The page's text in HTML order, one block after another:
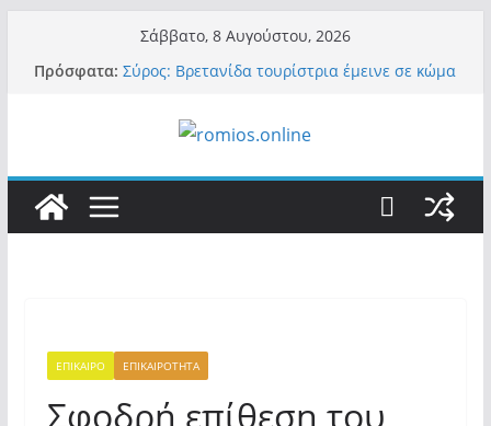
περιεχόμενο
Σάββατο, 8 Αυγούστου, 2026
Πρόσφατα: Σύρος: Βρετανίδα τουρίστρια έμεινε σε κώμα
– Η «μάχη» με τη σπάνια λοίμωξη
Οι ρυθμιστές – Σαμαράς και Κασιδιάρης θα
στο σύστημα και η συνεργασία με Le Pen
«Ελπίδα για Δημοκρατία» σε ΜΜΕ: «Στόχος
Ελλάδα
ΕΠΙΚΑΙΡΟ ΕΠΙΚΑΙΡΟΤΗΤΑ
Σφοδρή επίθεση του